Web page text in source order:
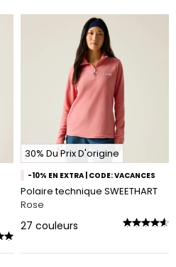
30% Du Prix D'origine
-10% EN EXTRA | CODE: VACANCES
Polaire technique SWEETHART
Rose
27 couleurs